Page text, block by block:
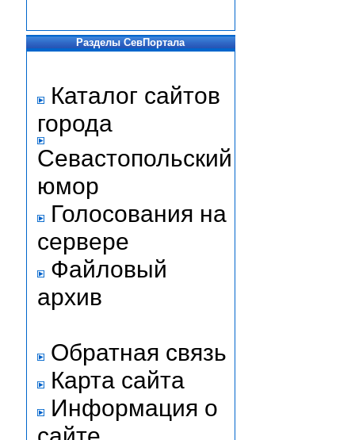
Разделы СевПортала
Каталог сайтов
города
Севастопольский
юмор
Голосования на
сервере
Файловый
архив
Обратная связь
Карта сайта
Информация о